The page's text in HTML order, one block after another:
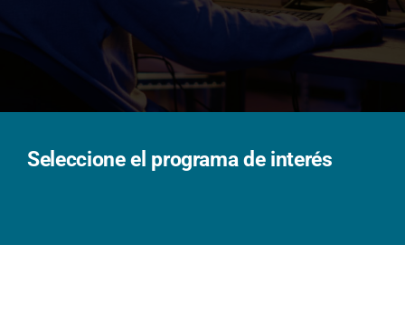
Solicita información
Seleccione el programa de interés